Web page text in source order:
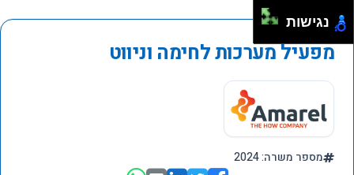
מפעיל מערכות לחימה וניווט
מספר משרה: 2024
נגישות